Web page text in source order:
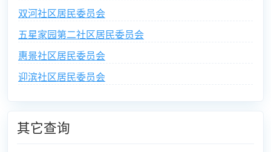
双河社区居民委员会
五星家园第二社区居民委员会
惠景社区居民委员会
迎滨社区居民委员会
其它查询